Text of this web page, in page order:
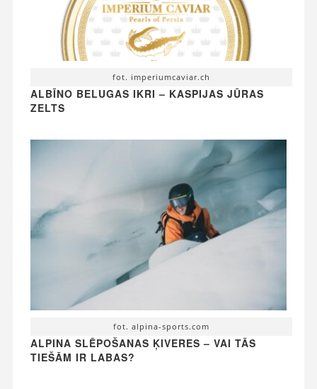
fot. imperiumcaviar.ch
ALBĪNO BELUGAS IKRI – KASPIJAS JŪRAS
ZELTS
fot. alpina-sports.com
ALPINA SLĒPOŠANAS ĶIVERES – VAI TĀS
TIEŠĀM IR LABAS?